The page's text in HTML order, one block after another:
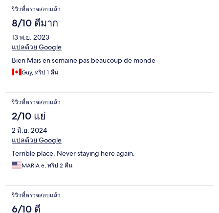
รีวิวที่ตรวจสอบแล้ว
8/10 ดีมาก
13 พ.ย. 2023
แปลด้วย Google
Bien Mais en semaine pas beaucoup de monde
Guy, ทริป 1 คืน
รีวิวที่ตรวจสอบแล้ว
2/10 แย่
2 มิ.ย. 2024
แปลด้วย Google
Terrible place. Never staying here again.
MARIA e, ทริป 2 คืน
รีวิวที่ตรวจสอบแล้ว
6/10 ดี